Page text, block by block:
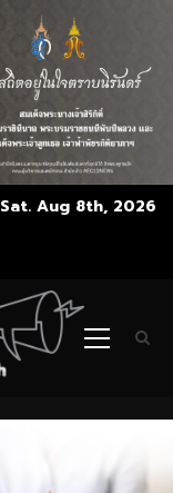
Sat. Aug 8th, 2026
Primary